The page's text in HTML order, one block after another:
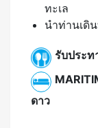
ทะเล
นำท่านเดิ
รับประ
ดาว